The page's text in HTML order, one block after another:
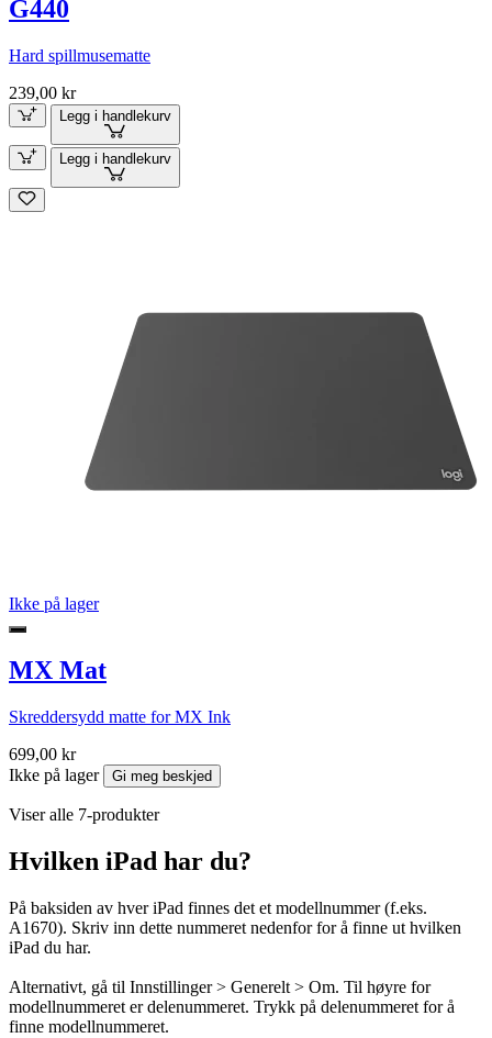
G440
Hard spillmusematte
239,00 kr
Legg i handlekurv
Legg i handlekurv
Ikke på lager
MX Mat
Skreddersydd matte for MX Ink
699,00 kr
Ikke på lager
Gi meg beskjed
Viser alle 7-produkter
Hvilken iPad har du?
På baksiden av hver iPad finnes det et modellnummer (f.eks.
A1670). Skriv inn dette nummeret nedenfor for å finne ut hvilken
iPad du har.
Alternativt, gå til Innstillinger > Generelt > Om. Til høyre for
modellnummeret er delenummeret. Trykk på delenummeret for å
finne modellnummeret.